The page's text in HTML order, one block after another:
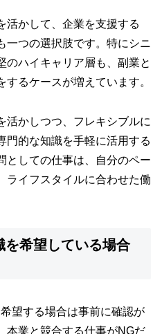
活かして、企業を支援する
一つの選択肢です。特にシニ
のハイキャリア層も、副業と
るケースが増えています。
活かしつつ、フレキシブルに
門的な知識を手軽に活用する
としての仕事は、自分のペー
ライフスタイルに合わせた働
希望している場合
望する場合は事前に確認が
本業と競合する仕事がNGだ